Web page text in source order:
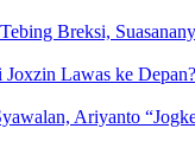
Breksi,
Lawas ke Depan?
Ariyanto